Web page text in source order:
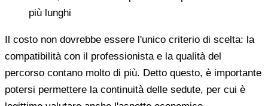
più lunghi
Il costo non dovrebbe essere l'unico criterio di scelta: la
compatibilità con il professionista e la qualità del
percorso contano molto di più. Detto questo, è importante
potersi permettere la continuità delle sedute, per cui è